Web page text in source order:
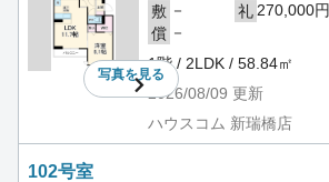
写真を見る
敷 － 礼270,000円
償 －
1階 / 2LDK / 58.84㎡
2026/08/09 更新
ハウスコム 新瑞橋店
102号室